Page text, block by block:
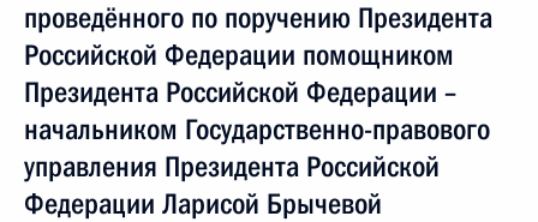
проведённого по поручению Президента
Российской Федерации помощником
Президента Российской Федерации –
начальником Государственно-правового
управления Президента Российской
Федерации Ларисой Брычевой